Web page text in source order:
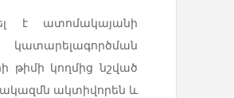
է ատոմակայանի
թիմի կողմից նշված
ակտիվորեն և